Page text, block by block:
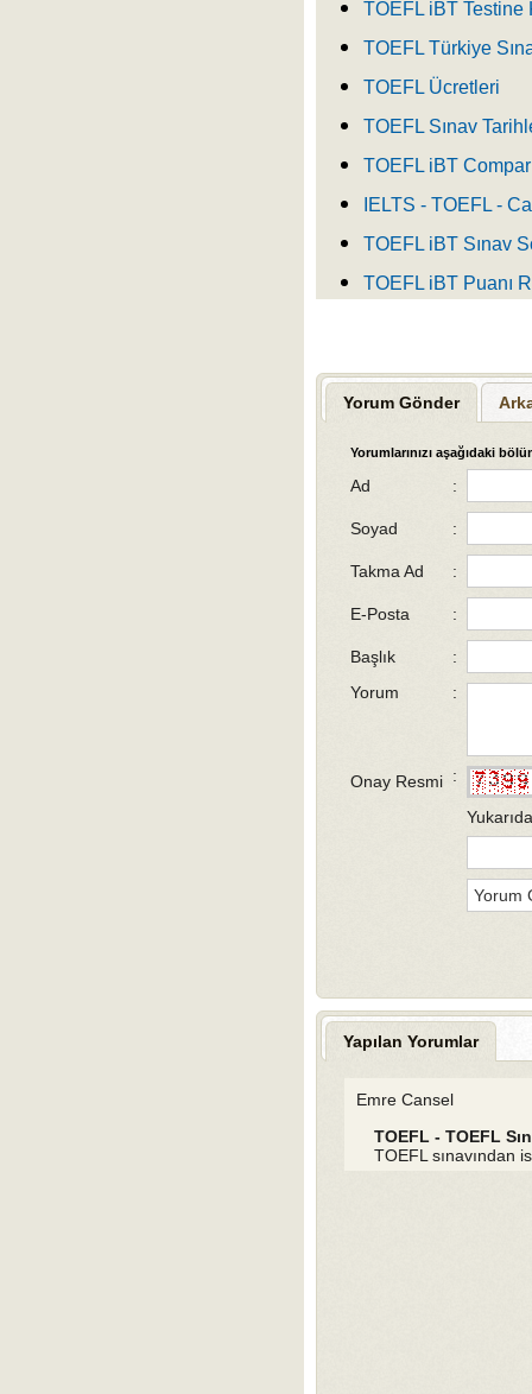
TOEFL iBT Testine
TOEFL Türkiye
TOEFL Ücretleri
TOEFL Sınav
TOEFL iBT
IELTS - TOEFL -
TOEFL iBT Sınav
TOEFL iBT Puanı
Yorum Gönder
Yorumlarınızı aşağıdaki
Ad :
Soyad :
Takma Ad :
E-Posta :
Başlık
:
Yorum
:
Onay Resmi :
Yapılan Yorumlar
Emre Cansel
TOEFL - TOEFL
TOEFL sınavından